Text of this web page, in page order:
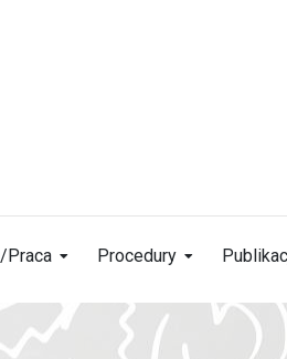
Praca Procedury